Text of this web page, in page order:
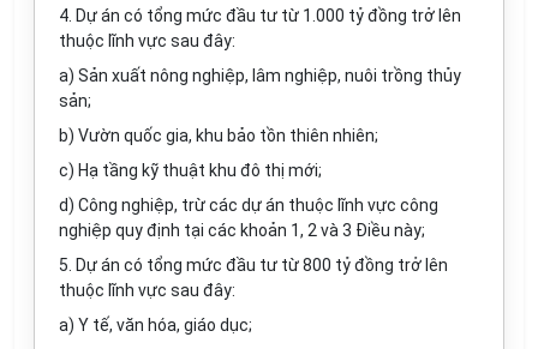
4. Dự án có tổng mức đầu tư từ 1.000 tỷ đồng trở lên
thuộc lĩnh vực sau đây:
a) Sản xuất nông nghiệp, lâm nghiệp, nuôi trồng thủy
sản;
b) Vườn quốc gia, khu bảo tồn thiên nhiên;
c) Hạ tầng kỹ thuật khu đô thị mới;
d) Công nghiệp, trừ các dự án thuộc lĩnh vực công
nghiệp quy định tại các khoản 1, 2 và 3 Điều này;
5. Dự án có tổng mức đầu tư từ 800 tỷ đồng trở lên
thuộc lĩnh vực sau đây:
a) Y tế, văn hóa, giáo dục;